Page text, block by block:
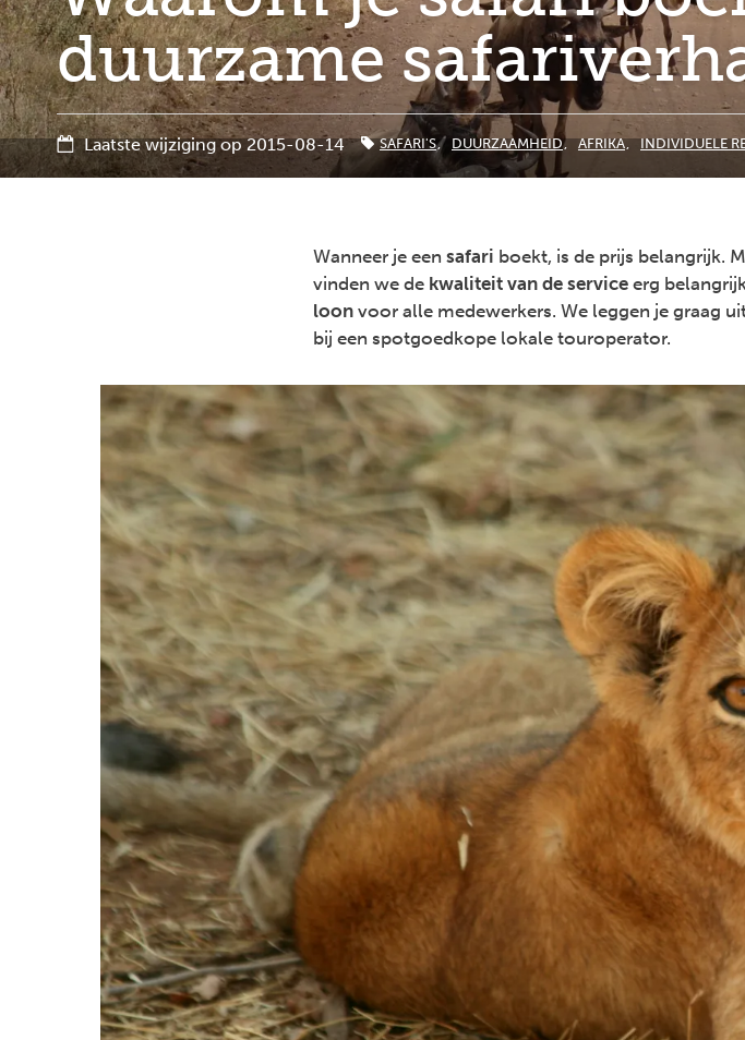
duurzame
Laatste wijziging op 2015-08-14 SAFARI'S DUURZAAMHEID AFRIKA INDIVIDUELE
Wanneer je een safari boekt, is de prijs belangrijk.
vinden we de kwaliteit van de service erg
loon voor alle medewerkers. We leggen je graag
bij een spotgoedkope lokale touroperator.